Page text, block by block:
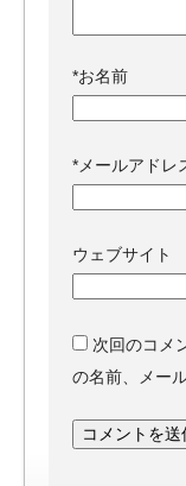
*お名前
*メールアドレ
ウェブサイト
次回のコメ
の名前、メー